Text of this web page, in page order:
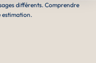
différents. Comprendre
estimation.